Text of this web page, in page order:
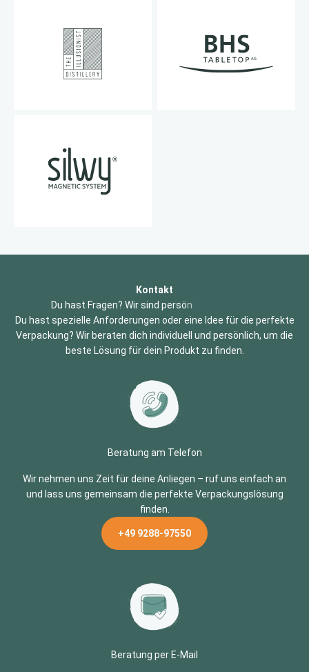
Kontakt
Du hast spezielle Anforderungen oder eine Idee für die perfekte
Verpackung? Wir beraten dich individuell und persönlich, um die
beste Lösung für dein Produkt zu finden.
Beratung am Telefon
Wir nehmen uns Zeit für deine Anliegen – ruf uns einfach an
und lass uns gemeinsam die perfekte Verpackungslösung
finden.
+49 9288-97550
Beratung per E-Mail